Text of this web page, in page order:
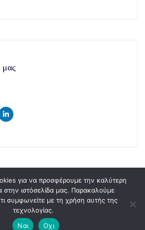
© 365Consulting 2024.
για να προσφέρουμε την καλύτερη
στην ιστόσελίδα μας. Παρακαλούμε
συμφωνείτε με τη χρήση αυτής της
τεχνολογίας.
Ναι
Οχι